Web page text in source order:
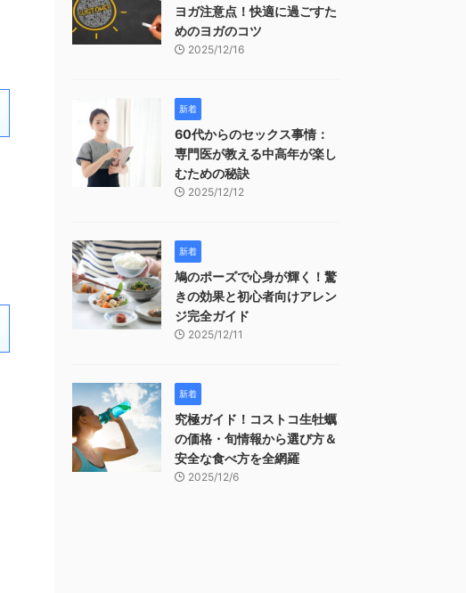
ヨガ注意点！快適に過ごすた
めのヨガのコツ
2025/12/16
新着
60代からのセックス事情：
専門医が教える中高年が楽し
むための秘訣
2025/12/12
新着
鳩のポーズで心身が輝く！驚
きの効果と初心者向けアレン
ジ完全ガイド
2025/12/11
新着
究極ガイド！コストコ生牡蠣
の価格・旬情報から選び方＆
安全な食べ方を全網羅
2025/12/6